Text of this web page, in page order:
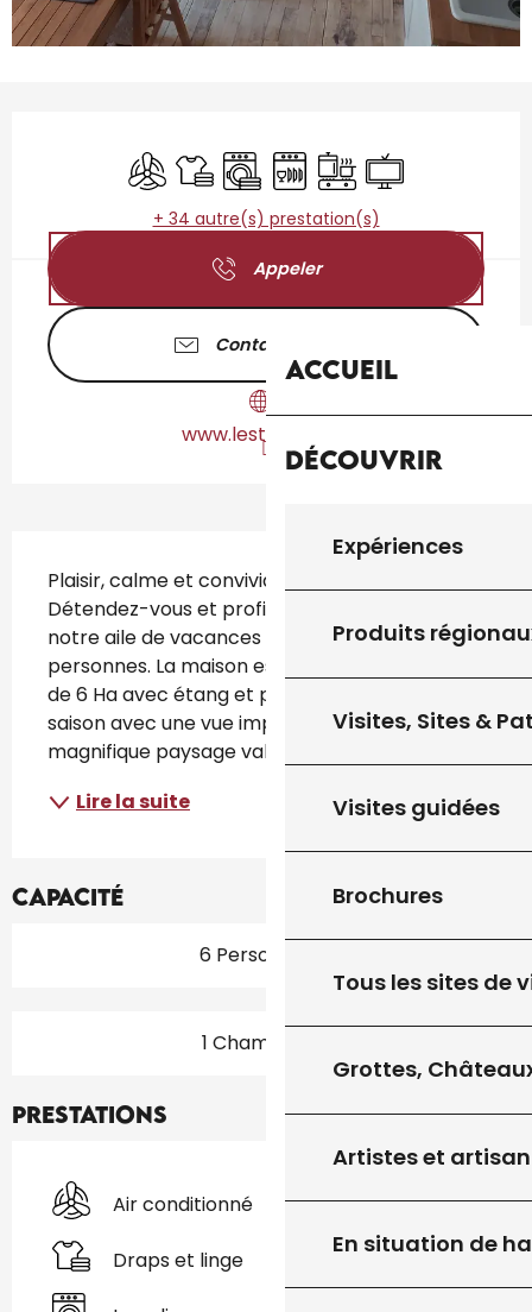
Accueil
Découvrir
Expériences
Produits
Visites, Sites &
Visites guidées
Brochures
Tous les sites de
Grottes,
Artistes et
En situation de
Air conditionné
Draps et linge
Lave lingeLave vaisselle
Plaque de cuisson
Télévision
+ 34 autre(s) prestation(s)
Appeler
Contactez-nous
www.lestroisl.com
Plaisir, calme et convivialité ; il reste à TROIS L.
Détendez-vous et profitez de la nature dans
notre aile de vacances rénovée pour 6
personnes. La maison est située dans un jardin
de 6 Ha avec étang et piscine chauffée en
saison avec une vue imprenable sur le
magnifique paysage vallonné. Au...
Lire la suite
Capacité
6 Personne(s)
1 Chambre(s)
Prestations
Air conditionné
Draps et linge